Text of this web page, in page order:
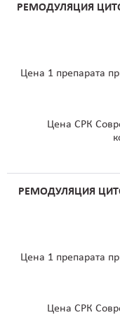
РЕМОДУЛЯЦИЯ
Цена 1 препарата
Цена СРК
РЕМОДУЛЯЦИЯ
Цена 1 препарата
Цена СРК